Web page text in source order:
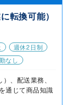
転換可能）
週休2日制
なし
、配送業務、
通じて商品知識